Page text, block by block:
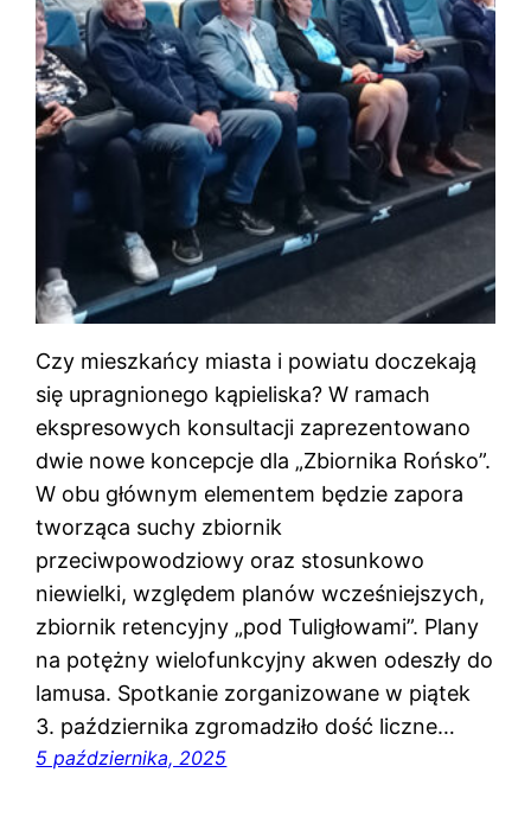
Czy mieszkańcy miasta i powiatu doczekają
się upragnionego kąpieliska? W ramach
ekspresowych konsultacji zaprezentowano
dwie nowe koncepcje dla „Zbiornika Rońsko”.
W obu głównym elementem będzie zapora
tworząca suchy zbiornik
przeciwpowodziowy oraz stosunkowo
niewielki, względem planów wcześniejszych,
zbiornik retencyjny „pod Tuligłowami”. Plany
na potężny wielofunkcyjny akwen odeszły do
lamusa. Spotkanie zorganizowane w piątek
3. października zgromadziło dość liczne…
5 października, 2025